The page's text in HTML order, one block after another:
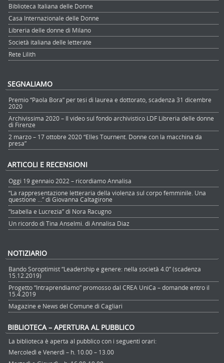
Biblioteca Italiana delle Donne
Casa Internazionale delle Donne
Libreria delle donne di Milano
Società italiana delle letterate
Rete Lilith
SEGNALIAMO
Premio “Paola Bora” per tesi di laurea e dottorato, scadenza 31 dicembre
2020
Archivissima 2020 – Il video sul fondo archivistico LDF Libreria delle donne
di Firenze
2 marzo – 17 ottobre 2020 “Elles Tournent. Donne con la macchina da
presa”
ARTICOLI E RECENSIONI
Oggi 19 gennaio 2022 – ricordiamo Annalisa
“La rappresentazione letteraria della violenza sul corpo femminile. Una
questione …” di Giovanna Caltagirone
“Isabella e Lucrezia” di Nora Racugno
Un ricordo di Tina Anselmi. di Annalisa Diaz
NOTIZIARIO
Bando Soroptimist “Leadership e genere: nella società 4.0” (scadenza
15.12.2019)
Progetto “Intraprendiamo” promosso dal CREA UniCa – domande entro il
15.4.2019
Magazine e News del Comune di Cagliari
BIBLIOTECA – APERTURA AL PUBBLICO
La biblioteca è aperta al pubblico con i seguenti orari:
Mercoledì e Venerdì – h. 10.00 – 13.00